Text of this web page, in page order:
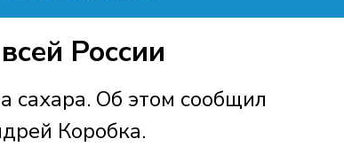
России
сахара. Об этом сообщил
Коробка.